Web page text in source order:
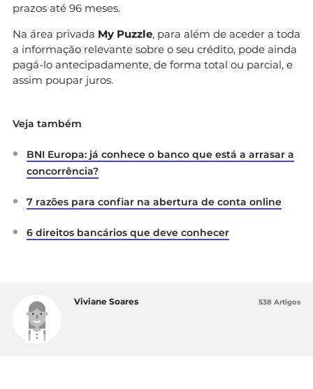
prazos até 96 meses.
Na área privada My Puzzle, para além de aceder a toda
a informação relevante sobre o seu crédito, pode ainda
pagá-lo antecipadamente, de forma total ou parcial, e
assim poupar juros.
Veja também
BNI Europa: já conhece o banco que está a arrasar a
concorrência?
7 razões para confiar na abertura de conta online
6 direitos bancários que deve conhecer
Viviane Soares 538 Artigos